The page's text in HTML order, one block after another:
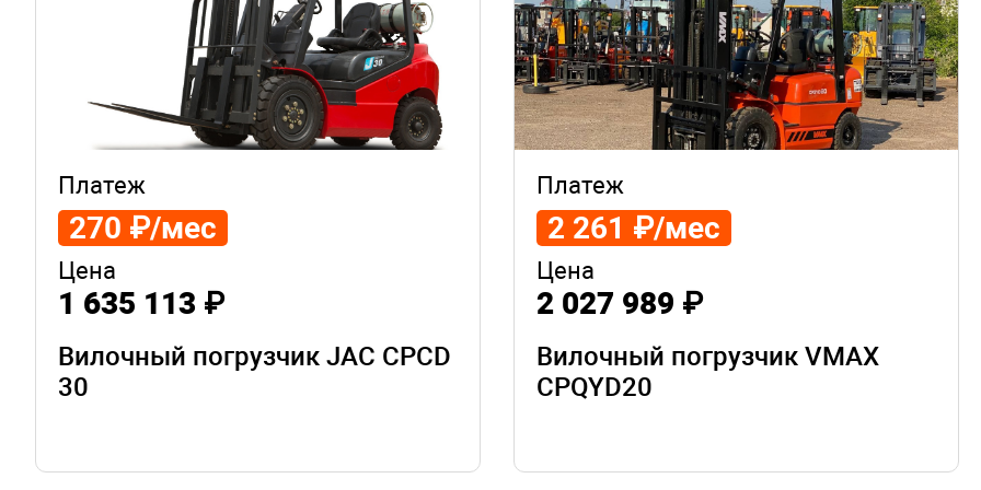
Платеж
270 ₽/мес
Цена
1 635 113 ₽
Вилочный погрузчик JAC CPCD
30
Платеж
2 261 ₽/мес
Цена
2 027 989 ₽
Вилочный погрузчик VMAX
CPQYD20